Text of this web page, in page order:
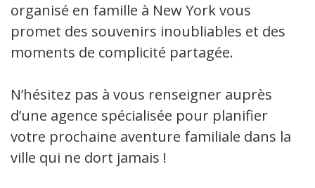
organisé en famille à New York vous
promet des souvenirs inoubliables et des
moments de complicité partagée.
N’hésitez pas à vous renseigner auprès
d’une agence spécialisée pour planifier
votre prochaine aventure familiale dans la
ville qui ne dort jamais !